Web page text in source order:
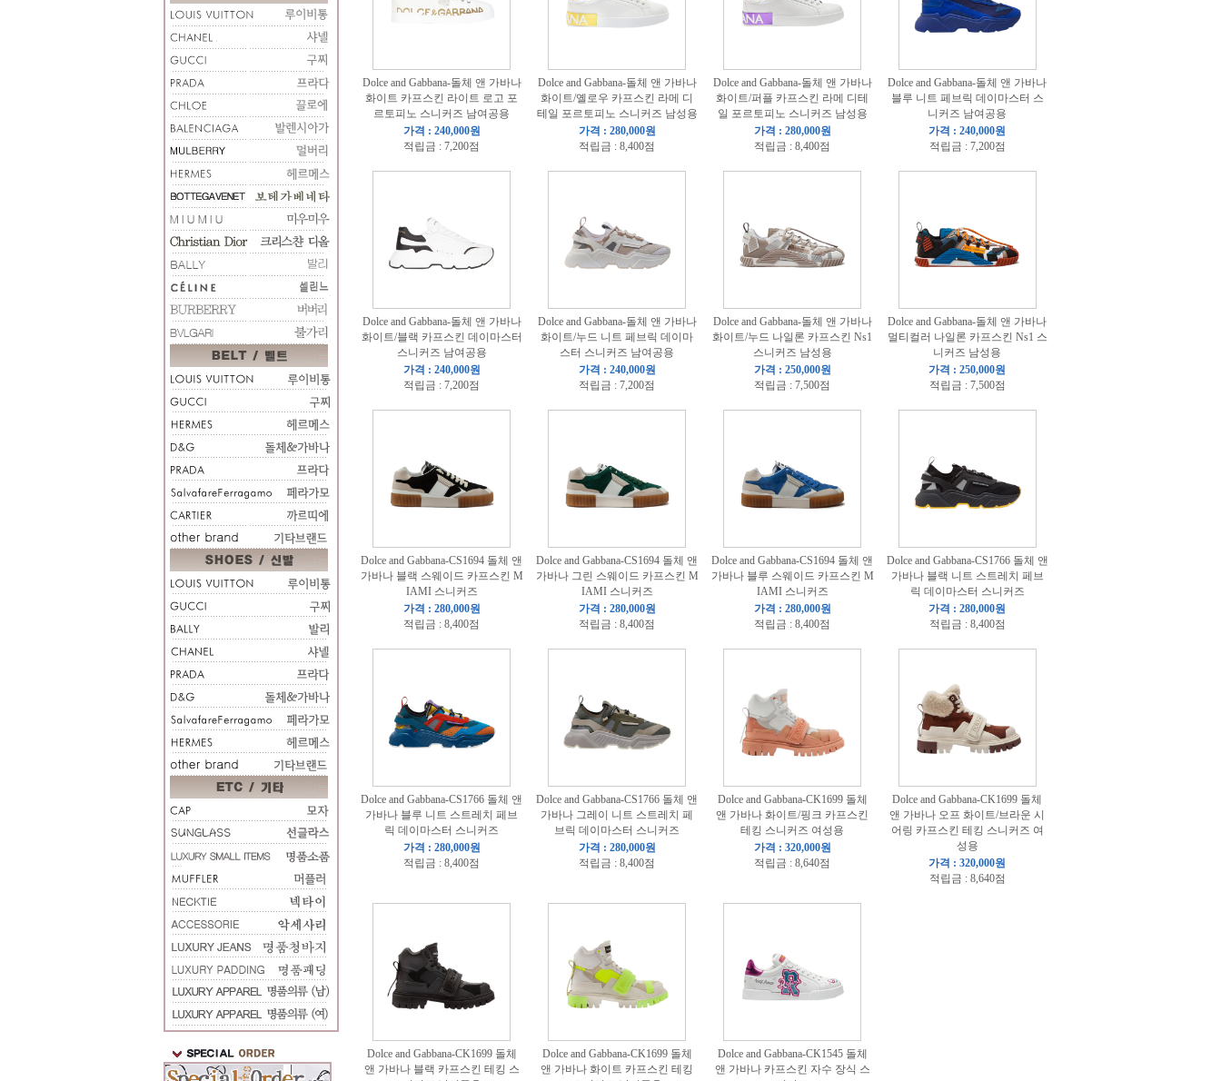
Dolce and Gabbana-돌체 앤 가바나
화이트 카프스킨 라이트 로고 포
르토피노 스니커즈 남여공용
가격 : 240,000원
적립금 : 7,200점
Dolce and Gabbana-돌체 앤 가바나
화이트/옐로우 카프스킨 라메 디
테일 포르토피노 스니커즈 남성용
가격 : 280,000원
적립금 : 8,400점
Dolce and Gabbana-돌체 앤 가바나
화이트/퍼플 카프스킨 라메 디테
일 포르토피노 스니커즈 남성용
가격 : 280,000원
적립금 : 8,400점
Dolce and Gabbana-돌체 앤 가바나
블루 니트 페브릭 데이마스터 스
니커즈 남여공용
가격 : 240,000원
적립금 : 7,200점
Dolce and Gabbana-돌체 앤 가바나
화이트/블랙 카프스킨 데이마스터
스니커즈 남여공용
가격 : 240,000원
적립금 : 7,200점
Dolce and Gabbana-돌체 앤 가바나
화이트/누드 니트 페브릭 데이마
스터 스니커즈 남여공용
가격 : 240,000원
적립금 : 7,200점
Dolce and Gabbana-돌체 앤 가바나
화이트/누드 나일론 카프스킨 Ns1
스니커즈 남성용
가격 : 250,000원
적립금 : 7,500점
Dolce and Gabbana-돌체 앤 가바나
멀티컬러 나일론 카프스킨 Ns1 스
니커즈 남성용
가격 : 250,000원
적립금 : 7,500점
Dolce and Gabbana-CS1694 돌체 앤
가바나 블랙 스웨이드 카프스킨 M
IAMI 스니커즈
가격 : 280,000원
적립금 : 8,400점
Dolce and Gabbana-CS1694 돌체 앤
가바나 그린 스웨이드 카프스킨 M
IAMI 스니커즈
가격 : 280,000원
적립금 : 8,400점
Dolce and Gabbana-CS1694 돌체 앤
가바나 블루 스웨이드 카프스킨 M
IAMI 스니커즈
가격 : 280,000원
적립금 : 8,400점
Dolce and Gabbana-CS1766 돌체 앤
가바나 블랙 니트 스트레치 페브
릭 데이마스터 스니커즈
가격 : 280,000원
적립금 : 8,400점
Dolce and Gabbana-CS1766 돌체 앤
가바나 블루 니트 스트레치 페브
릭 데이마스터 스니커즈
가격 : 280,000원
적립금 : 8,400점
Dolce and Gabbana-CS1766 돌체 앤
가바나 그레이 니트 스트레치 페
브릭 데이마스터 스니커즈
가격 : 280,000원
적립금 : 8,400점
Dolce and Gabbana-CK1699 돌체
앤 가바나 화이트/핑크 카프스킨
테킹 스니커즈 여성용
가격 : 320,000원
적립금 : 8,640점
Dolce and Gabbana-CK1699 돌체
앤 가바나 오프 화이트/브라운 시
어링 카프스킨 테킹 스니커즈 여
성용
가격 : 320,000원
적립금 : 8,640점
Dolce and Gabbana-CK1699 돌체
앤 가바나 블랙 카프스킨 테킹 스
Dolce and Gabbana-CK1699 돌체
앤 가바나 화이트 카프스킨 테킹
Dolce and Gabbana-CK1545 돌체
앤 가바나 카프스킨 자수 장식 스